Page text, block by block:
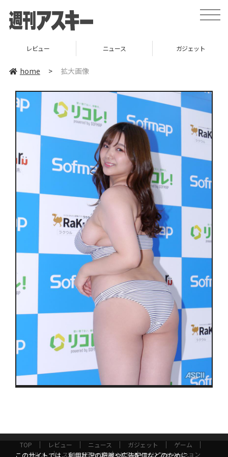
toggle
レビュー ニュース ガジェット
home > 拡大画像
TOP レビュー ニュース ガジェット
ゲーム
グルメ
スタートアップ ICT インフォメーション